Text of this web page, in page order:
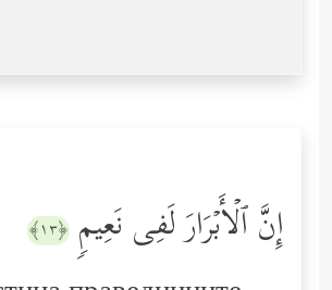
إِنَّ ٱلۡأَبۡرَارَ لَفِی نَعِیمࣲ ﴿١٣﴾